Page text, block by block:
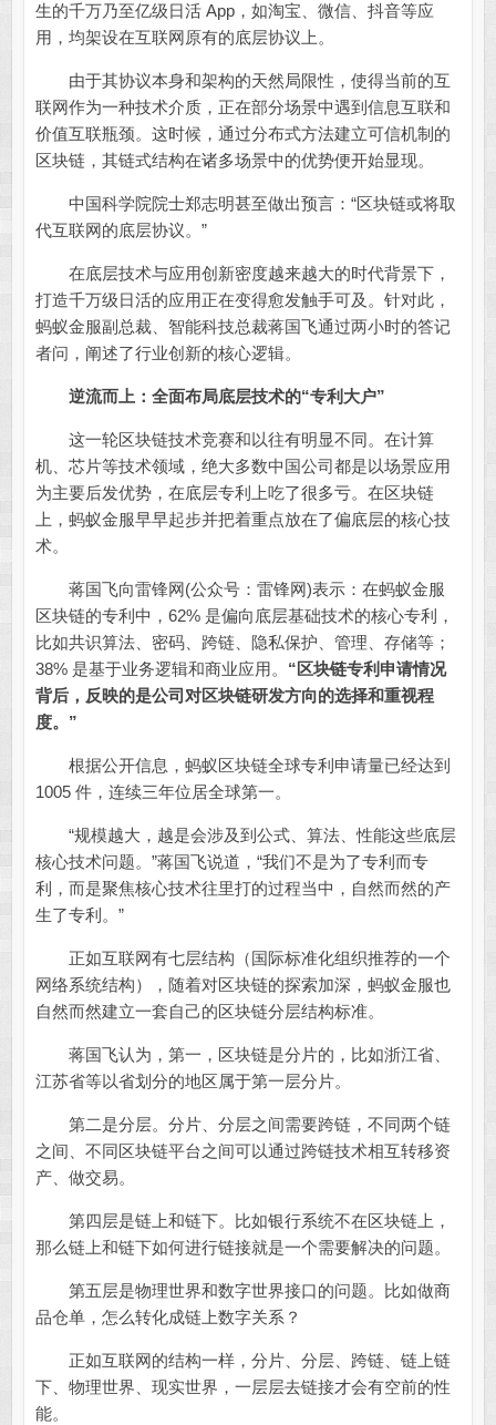
生的千万乃至亿级日活 App，如淘宝、微信、抖音等应
用，均架设在互联网原有的底层协议上。
由于其协议本身和架构的天然局限性，使得当前的互
联网作为一种技术介质，正在部分场景中遇到信息互联和
价值互联瓶颈。这时候，通过分布式方法建立可信机制的
区块链，其链式结构在诸多场景中的优势便开始显现。
中国科学院院士郑志明甚至做出预言：“区块链或将取
代互联网的底层协议。”
在底层技术与应用创新密度越来越大的时代背景下，
打造千万级日活的应用正在变得愈发触手可及。针对此，
蚂蚁金服副总裁、智能科技总裁蒋国飞通过两小时的答记
者问，阐述了行业创新的核心逻辑。
逆流而上：全面布局底层技术的“专利大户”
这一轮区块链技术竞赛和以往有明显不同。在计算
机、芯片等技术领域，绝大多数中国公司都是以场景应用
为主要后发优势，在底层专利上吃了很多亏。在区块链
上，蚂蚁金服早早起步并把着重点放在了偏底层的核心技
术。
蒋国飞向雷锋网(公众号：雷锋网)表示：在蚂蚁金服
区块链的专利中，62% 是偏向底层基础技术的核心专利，
比如共识算法、密码、跨链、隐私保护、管理、存储等；
38% 是基于业务逻辑和商业应用。 “区块链专利申请情况
背后，反映的是公司对区块链研发方向的选择和重视程
度。”
根据公开信息，蚂蚁区块链全球专利申请量已经达到
1005 件，连续三年位居全球第一。
“规模越大，越是会涉及到公式、算法、性能这些底层
核心技术问题。”蒋国飞说道，“我们不是为了专利而专
利，而是聚焦核心技术往里打的过程当中，自然而然的产
生了专利。”
正如互联网有七层结构（国际标准化组织推荐的一个
网络系统结构），随着对区块链的探索加深，蚂蚁金服也
自然而然建立一套自己的区块链分层结构标准。
蒋国飞认为，第一，区块链是分片的，比如浙江省、
江苏省等以省划分的地区属于第一层分片。
第二是分层。分片、分层之间需要跨链，不同两个链
之间、不同区块链平台之间可以通过跨链技术相互转移资
产、做交易。
第四层是链上和链下。比如银行系统不在区块链上，
那么链上和链下如何进行链接就是一个需要解决的问题。
第五层是物理世界和数字世界接口的问题。比如做商
品仓单，怎么转化成链上数字关系？
正如互联网的结构一样，分片、分层、跨链、链上链
下、物理世界、现实世界，一层层去链接才会有空前的性
能。